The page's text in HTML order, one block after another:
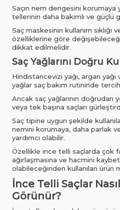
Saçın nem dengesini korumaya
tellerinin daha bakımlı ve
Saç maskesinin kullanım
özelliklerine göre değişebileceği
dikkat edilmelidir.
Saç Yağlarını Doğru
Hindistancevizi yağı, argan yağı
yağlar saç bakım rutininde
Ancak saç yağlarının doğrudan
veya tek başına saçları
Saç tipine uygun şekilde
nemini korumaya, daha parlak
yardımcı olabilir.
Özellikle ince telli saçlarda çok
ağırlaşmasına ve hacmini
olabileceğinden kullanılan ürün
İnce Telli Saçlar
Görünür?